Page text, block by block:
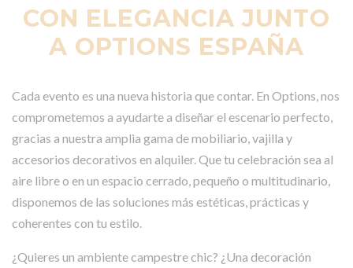
CON ELEGANCIA JUNTO
A OPTIONS ESPAÑA
Cada evento es una nueva historia que contar. En Options, nos
comprometemos a ayudarte a diseñar el escenario perfecto,
gracias a nuestra amplia gama de mobiliario, vajilla y
accesorios decorativos en alquiler. Que tu celebración sea al
aire libre o en un espacio cerrado, pequeño o multitudinario,
disponemos de las soluciones más estéticas, prácticas y
coherentes con tu estilo.
¿Quieres un ambiente campestre chic? ¿Una decoración